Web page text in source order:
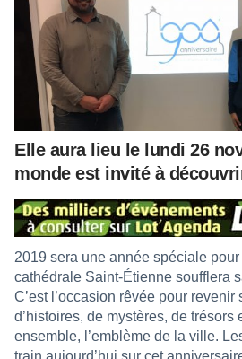
Elle aura lieu le lundi 26
monde est invité à
2019 sera une année spéciale
cathédrale Saint-Étienne soufflera
C’est l’occasion rêvée pour revenir
d’histoires, de mystères, de trésors
ensemble, l’emblème de la ville.
train aujourd’hui sur cet